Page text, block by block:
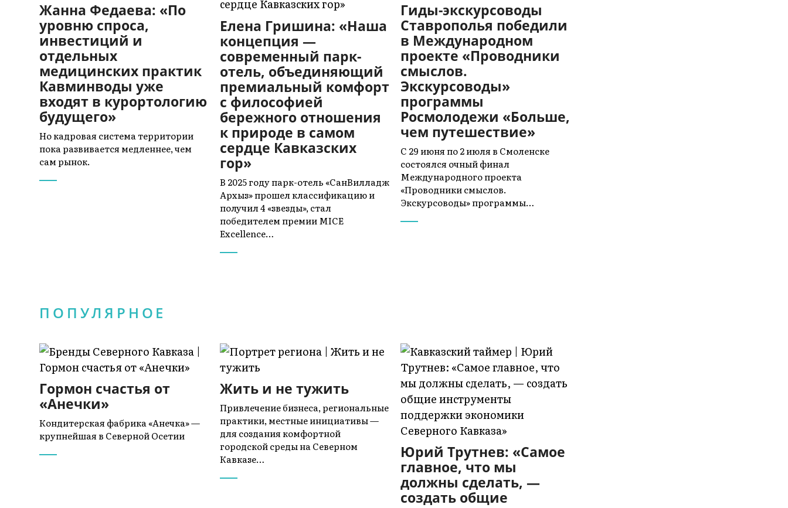
Жанна Федаева: «По
уровню спроса,
инвестиций и
отдельных
медицинских практик
Кавминводы уже
входят в курортологию
будущего»
Но кадровая система территории
пока развивается медленнее, чем
сам рынок.
Елена Гришина: «Наша
концепция —
современный парк-
отель, объединяющий
премиальный комфорт
с философией
бережного отношения
к природе в самом
сердце Кавказских
гор»
В 2025 году парк-отель «СанВилладж
Архыз» прошел классификацию и
получил 4 «звезды», стал
победителем премии MICE
Excellence…
Гиды-экскурсоводы
Ставрополья победили
в Международном
проекте «Проводники
смыслов.
Экскурсоводы»
программы
Росмолодежи «Больше,
чем путешествие»
С 29 июня по 2 июля в Смоленске
состоялся очный финал
Международного проекта
«Проводники смыслов.
Экскурсоводы» программы…
ПОПУЛЯРНОЕ
Гормон счастья от
«Анечки»
Кондитерская фабрика «Анечка» —
крупнейшая в Северной Осетии
Жить и не тужить
Привлечение бизнеса, региональные
практики, местные инициативы —
для создания комфортной
городской среды на Северном
Кавказе…
Юрий Трутнев: «Самое
главное, что мы
должны сделать, —
создать общие